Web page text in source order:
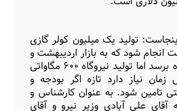
تولید یک میلیون کولر گازی
انجام شود که به بازار اردیبهشت و
خرداد سال آینده برسد اما تولید نیروگاه ۶۰۰ مگاواتی
تا ۴ سال زمان نیاز دارد تازه اگر بودجه و
تامین شود. به عنوان کارشناس و
علی آبادی وزیر نیرو و آقای